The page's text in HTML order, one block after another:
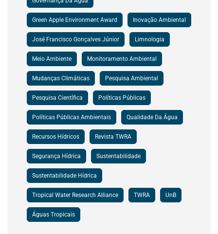
Green Apple Environment Award Inovação Ambiental
José Francisco Gonçalves Júnior Limnologia
Meio Ambiente Monitoramento Ambiental
Mudanças Climáticas Pesquisa Ambiental
Pesquisa Científica Políticas Públicas
Políticas Públicas Ambientais Qualidade Da Água
Recursos Hídricos Revista TWRA
Segurança Hídrica Sustentabilidade
Sustentabilidade Hídrica
Tropical Water Research Alliance TWRA UnB
Águas Tropicais